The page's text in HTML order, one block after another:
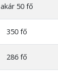
akár 50 fő
350 fő
286 fő